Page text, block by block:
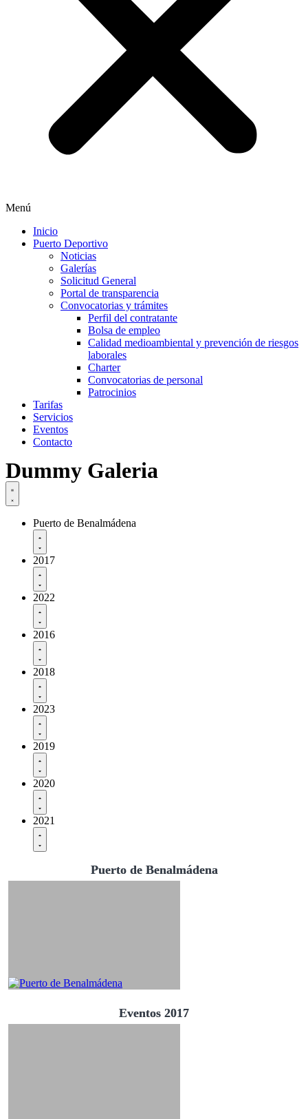
Menú
Inicio
Puerto Deportivo
Noticias
Galerías
Solicitud General
Portal de transparencia
Convocatorias y trámites
Perfil del contratante
Bolsa de empleo
Calidad medioambiental y prevención de riesgos
laborales
Charter
Convocatorias de personal
Patrocinios
Tarifas
Servicios
Eventos
Contacto
Dummy Galeria
Puerto de Benalmádena
2017
2022
2016
2018
2023
2019
2020
2021
Puerto de Benalmádena
Eventos 2017